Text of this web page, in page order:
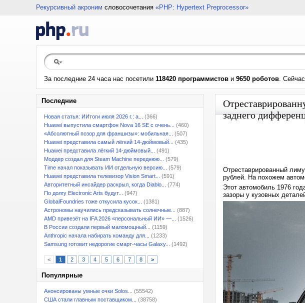
Рекурсивный акроним словосочетания «PHP: Hypertext Preprocessor»
За последние 24 часа нас посетили 118420 программистов и 9650 роботов.
Последние
Новая статья: ИИтоги июля 2026 г.: а...
(366)
Huawei выпустила смартфон Nova 16 SE с очень...
(460)
«Абсолютный позор для франшизы»: мобильная...
(507)
Huawei представила самый лёгкий 14-дюймовый...
(435)
Huawei представила лёгкий 14-дюймовый...
(491)
Моддер создал для Steam Machine переднюю...
(579)
Time начал показывать ИИ отдельную версию...
(579)
Huawei представила телевизор Vision Smart...
(591)
Авторитетный инсайдер раскрыл, когда Diablo...
(774)
По долгу Electronic Arts будут...
(947)
GlobalFoundries тоже откусила кусок...
(1381)
Астрономы научились предсказывать солнечные...
(887)
AMD привезёт на IFA 2026 «персональный ИИ» —...
(1526)
В России создали первый маломощный...
(1159)
Anthropic начала набирать команду для...
(1233)
Samsung готовит недорогие смарт-часы Galaxy...
(1492)
< 1 2 3 4 5 6 7 8 >
Популярные
Анонсированы умные очки Solos...
(55542)
США стали главным поставщиком...
(38758)
заднего
Отреставрированный
рублей. На похожем
Этот автомобиль 1976
зазоры у кузовных